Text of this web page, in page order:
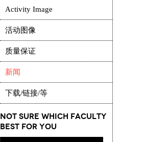
Activity Image
活动图像
质量保证
新闻
下载/链接/等
Not Sure which Faculty
best for you